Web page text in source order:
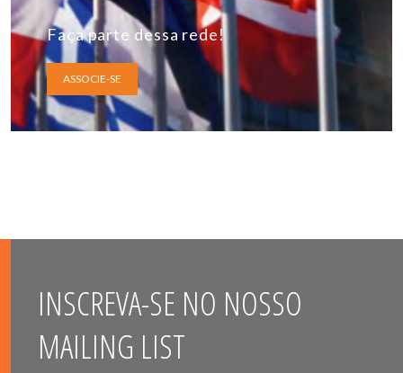
Faça parte dessa rede!
ASSOCIE-SE
INSCREVA-SE NO NOSSO
MAILING LIST